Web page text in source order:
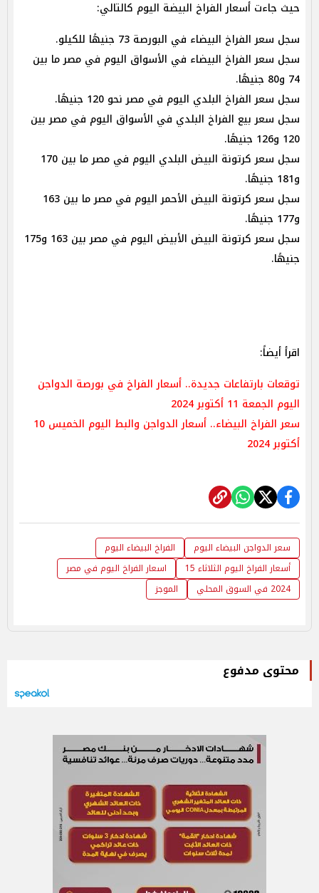
حيث جاءت أسعار الفراخ البيضة اليوم كالتالي:
سجل سعر الفراخ البيضاء في البورصة 73 جنيهًا للكيلو.
سجل سعر الفراخ البيضاء في الأسواق اليوم في مصر ما بين
74 و80 جنيهًا.
سجل سعر الفراخ البلدي اليوم في مصر نحو 120 جنيهًا.
سجل سعر بيع الفراخ البلدي في الأسواق اليوم في مصر بين
120 و126 جنيهًا.
سجل سعر كرتونة البيض البلدي اليوم في مصر ما بين 170
و181 جنيهًا.
سجل سعر كرتونة البيض الأحمر اليوم في مصر ما بين 163
و177 جنيهًا.
سجل سعر كرتونة البيض الأبيض اليوم في مصر بين 163 و175
جنيهًا.
اقرأ أيضاً:
توقعات بارتفاعات جديدة.. أسعار الفراخ في بورصة الدواجن
اليوم الجمعة 11 أكتوبر 2024
سعر الفراخ البيضاء.. أسعار الدواجن والبط اليوم الخميس 10
أكتوبر 2024
سعر الدواجن البيضاء اليوم
الفراخ البيضاء اليوم
أسعار الفراخ اليوم الثلاثاء 15
اسعار الفراخ اليوم في مصر
2024 في السوق المحلي
الموجز
محتوى مدفوع